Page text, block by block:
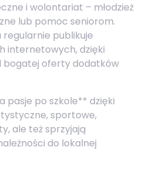
i wolontariat – młodzież
lub pomoc seniorom.
publikuje
internetowych, dzięki
bogatej oferty dodatków
pasje po szkole** dzięki
sportowe,
ale też sprzyjają
do lokalnej